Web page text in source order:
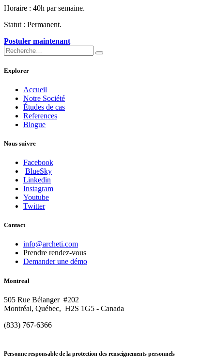
Horaire : 40h par semaine.
Statut : Permanent.
Postuler mai​ntenant​
Explorer
Accueil
Notre Société
Études de cas
References
Blogue
Nous suivre
Facebook
BlueSky
Linkedin
Instagram
Youtube
Twitter
Contact
info@archeti.com
Prendre rendez-vous
Demander une démo
Montreal
505 Rue Bélanger #202
Montréal, Québec, H2S 1G5 - Canada
(833) 767-6366
Personne responsable de la protection des renseignements personnels